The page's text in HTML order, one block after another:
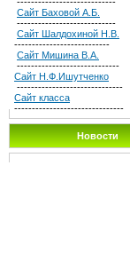
Сайт Баховой А.Б.
----------------------------
Сайт Шалдохиной Н.В.
---------------------------
Сайт Мишина В.А.
-----------------------------
Сайт Н.Ф.Ишутченко
------------------------------
Сайт класса
-------------------------------
Новости